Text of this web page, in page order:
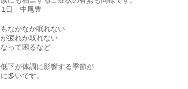
1日 中尾豊
なかなか眠れない
疲れが取れない
って困るなど
下が体調に影響する季節が
多いです。